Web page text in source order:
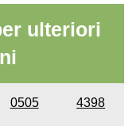
ulteriori
0505 4398